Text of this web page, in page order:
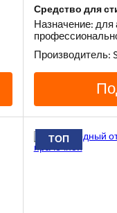
Средство для
Назначение: для
Производитель:
ТОП